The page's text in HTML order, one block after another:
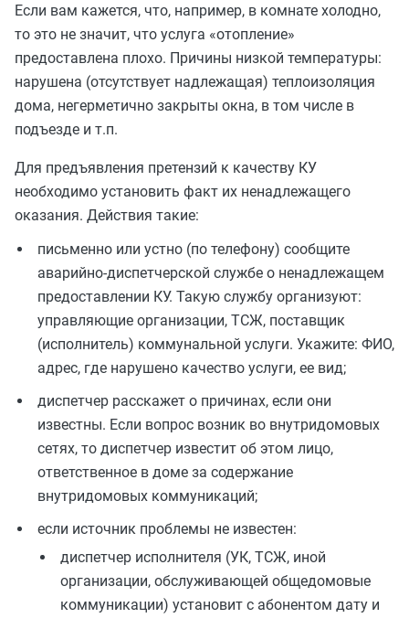
Если вам кажется, что, например, в комнате холодно,
то это не значит, что услуга «отопление»
предоставлена плохо. Причины низкой температуры:
нарушена (отсутствует надлежащая) теплоизоляция
дома, негерметично закрыты окна, в том числе в
подъезде и т.п.
Для предъявления претензий к качеству КУ
необходимо установить факт их ненадлежащего
оказания. Действия такие:
письменно или устно (по телефону) сообщите
аварийно-диспетчерской службе о ненадлежащем
предоставлении КУ. Такую службу организуют:
управляющие организации, ТСЖ, поставщик
(исполнитель) коммунальной услуги. Укажите: ФИО,
адрес, где нарушено качество услуги, ее вид;
диспетчер расскажет о причинах, если они
известны. Если вопрос возник во внутридомовых
сетях, то диспетчер известит об этом лицо,
ответственное в доме за содержание
внутридомовых коммуникаций;
если источник проблемы не известен:
диспетчер исполнителя (УК, ТСЖ, иной
организации, обслуживающей общедомовые
коммуникации) установит с абонентом дату и